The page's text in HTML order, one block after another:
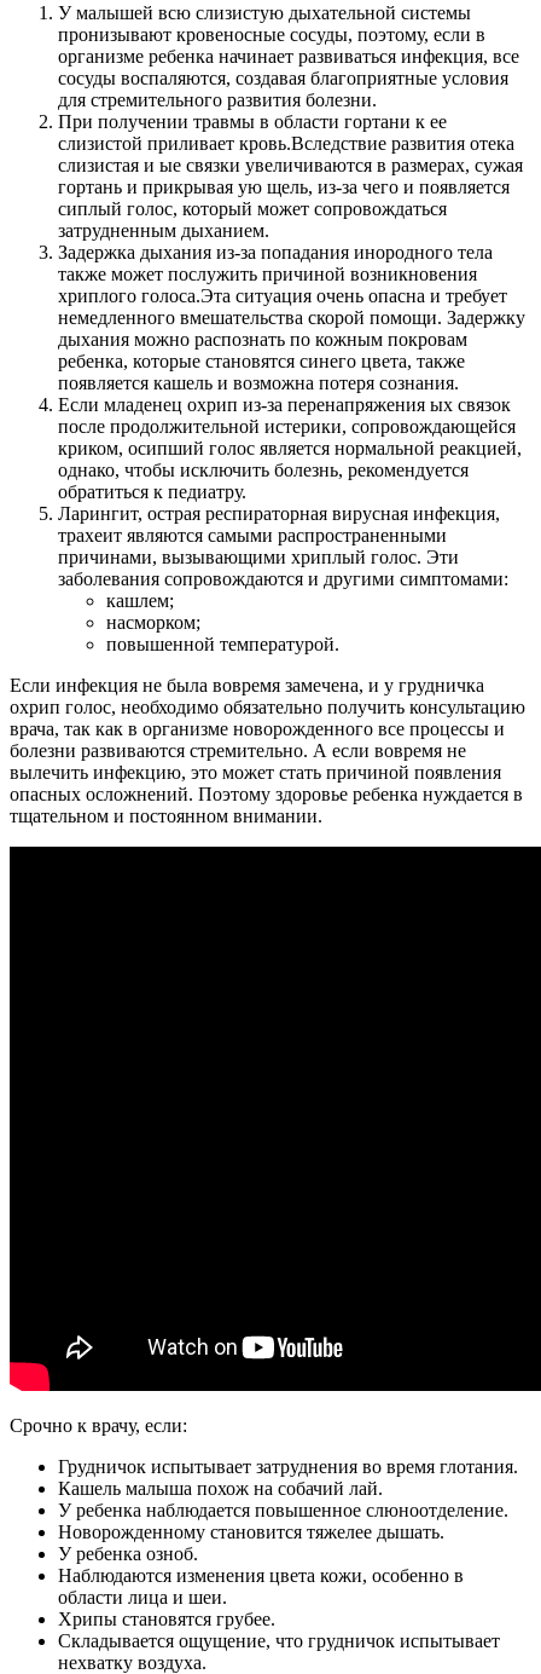
У малышей всю слизистую дыхательной системы
пронизывают кровеносные сосуды, поэтому, если в
организме ребенка начинает развиваться инфекция, все
сосуды воспаляются, создавая благоприятные условия
для стремительного развития болезни.
При получении травмы в области гортани к ее
слизистой приливает кровь.Вследствие развития отека
слизистая и ые связки увеличиваются в размерах, сужая
гортань и прикрывая ую щель, из-за чего и появляется
сиплый голос, который может сопровождаться
затрудненным дыханием.
Задержка дыхания из-за попадания инородного тела
также может послужить причиной возникновения
хриплого голоса.Эта ситуация очень опасна и требует
немедленного вмешательства скорой помощи. Задержку
дыхания можно распознать по кожным покровам
ребенка, которые становятся синего цвета, также
появляется кашель и возможна потеря сознания.
Если младенец охрип из-за перенапряжения ых связок
после продолжительной истерики, сопровождающейся
криком, осипший голос является нормальной реакцией,
однако, чтобы исключить болезнь, рекомендуется
обратиться к педиатру.
Ларингит, острая респираторная вирусная инфекция,
трахеит являются самыми распространенными
причинами, вызывающими хриплый голос. Эти
заболевания сопровождаются и другими симптомами:
кашлем;
насморком;
повышенной температурой.
Если инфекция не была вовремя замечена, и у грудничка
охрип голос, необходимо обязательно получить консультацию
врача, так как в организме новорожденного все процессы и
болезни развиваются стремительно. А если вовремя не
вылечить инфекцию, это может стать причиной появления
опасных осложнений. Поэтому здоровье ребенка нуждается в
тщательном и постоянном внимании.
Срочно к врачу, если:
Грудничок испытывает затруднения во время глотания.
Кашель малыша похож на собачий лай.
У ребенка наблюдается повышенное слюноотделение.
Новорожденному становится тяжелее дышать.
У ребенка озноб.
Наблюдаются изменения цвета кожи, особенно в
области лица и шеи.
Хрипы становятся грубее.
Складывается ощущение, что грудничок испытывает
нехватку воздуха.